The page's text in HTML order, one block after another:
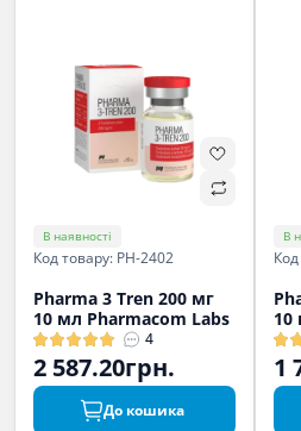
В наявності
Код товару: PH-2402
Pharma 3 Tren 200 мг
10 мл Pharmacom Labs
4
2 587.20грн.
До кошика
В
10
1